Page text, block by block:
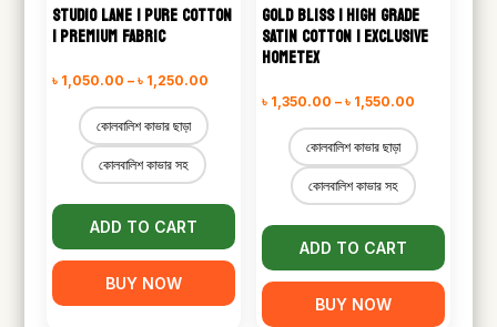
STUDIO LANE | PURE COTTON
| PREMIUM FABRIC
৳ 1,050.00 – ৳ 1,250.00
কোলবালিশ কাভার ছাড়া
কোলবালিশ কাভার সহ
ADD TO CART
BUY NOW
GOLD BLISS | HIGH GRADE
SATIN COTTON | EXCLUSIVE
HOMETEX
৳ 1,350.00 – ৳ 1,550.00
৳ 1,350.00
through
কোলবালিশ কাভার ছাড়া
কোলবালিশ কাভার সহ
ADD TO CART
BUY NOW